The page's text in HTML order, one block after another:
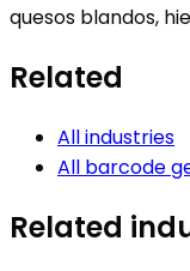
quesos blandos,
Related
All industries
All barcode
Related